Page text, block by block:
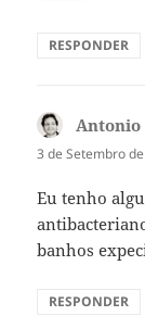
RESPONDER
Antonio
3 de Setembro
Eu tenho
banhos
RESPONDER